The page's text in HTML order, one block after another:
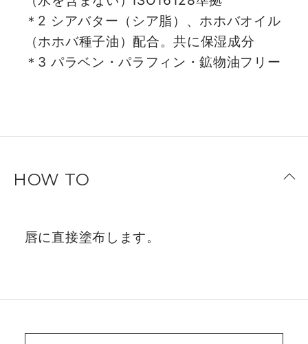
＊2 シアバター（シア脂）、ホホバオイル
（ホホバ種子油）配合。共に保湿成分
＊3 パラベン・パラフィン・鉱物油フリー
HOW TO
唇に直接塗布します。